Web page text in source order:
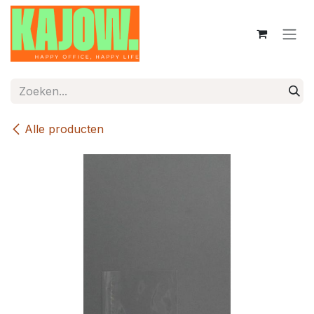
Overslaan naar inhoud
Alle producten